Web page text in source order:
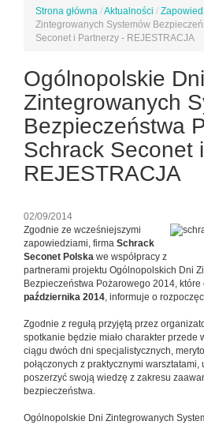
Jesteś
tutaj
Strona główna /Aktualności /
Zintegrowanych Systemów
Seconet i Partnerzy - REJESTRACJA
Ogólnopolskie Dni
Zintegrowanych
Bezpieczeństwa
Schrack Seconet
REJESTRACJA
02/09/2014
Zgodnie ze wcześniejszymi
zapowiedziami, firma Schrack
Seconet Polska we współpracy z
partnerami projektu Ogólnopolskich Dni
Bezpieczeństwa Pożarowego 2014,
października 2014, informuje o
Zgodnie z regułą przyjętą przez
spotkanie będzie miało charakter przede
ciągu dwóch dni specjalistycznych,
połączonych z praktycznymi
poszerzyć swoją wiedzę z zakresu
bezpieczeństwa.
Ogólnopolskie Dni Zintegrowanych